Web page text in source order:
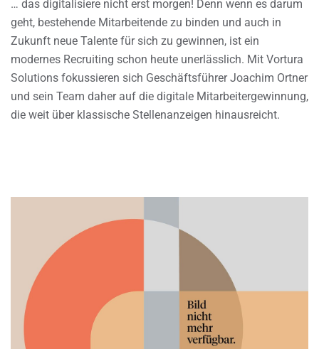
… das digitalisiere nicht erst morgen! Denn wenn es darum
geht, bestehende Mitarbeitende zu binden und auch in
Zukunft neue Talente für sich zu gewinnen, ist ein
modernes Recruiting schon heute unerlässlich. Mit Vortura
Solutions fokussieren sich Geschäftsführer Joachim Ortner
und sein Team daher auf die digitale Mitarbeitergewinnung,
die weit über klassische Stellenanzeigen hinausreicht.